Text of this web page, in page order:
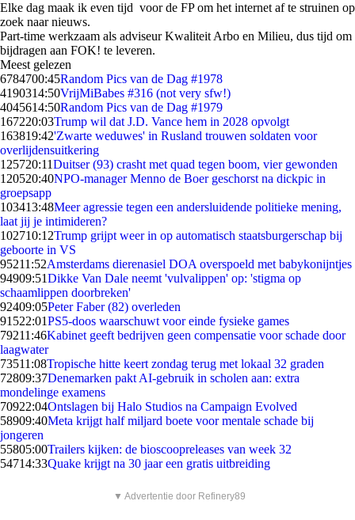
Elke dag maak ik even tijd voor de FP om het internet af te struinen op
zoek naar nieuws.
Part-time werkzaam als adviseur Kwaliteit Arbo en Milieu, dus tijd om
bijdragen aan FOK! te leveren.
Meest gelezen
6784700:45Random Pics van de Dag #1978
4190314:50VrijMiBabes #316 (not very sfw!)
4045614:50Random Pics van de Dag #1979
167220:03Trump wil dat J.D. Vance hem in 2028 opvolgt
163819:42'Zwarte weduwes' in Rusland trouwen soldaten voor
overlijdensuitkering
125720:11Duitser (93) crasht met quad tegen boom, vier gewonden
120520:40NPO-manager Menno de Boer geschorst na dickpic in
groepsapp
103413:48Meer agressie tegen een andersluidende politieke mening,
laat jij je intimideren?
102710:12Trump grijpt weer in op automatisch staatsburgerschap bij
geboorte in VS
95211:52Amsterdams dierenasiel DOA overspoeld met babykonijntjes
94909:51Dikke Van Dale neemt 'vulvalippen' op: 'stigma op
schaamlippen doorbreken'
92409:05Peter Faber (82) overleden
91522:01PS5-doos waarschuwt voor einde fysieke games
79211:46Kabinet geeft bedrijven geen compensatie voor schade door
laagwater
73511:08Tropische hitte keert zondag terug met lokaal 32 graden
72809:37Denemarken pakt AI-gebruik in scholen aan: extra
mondelinge examens
70922:04Ontslagen bij Halo Studios na Campaign Evolved
58909:40Meta krijgt half miljard boete voor mentale schade bij
jongeren
55805:00Trailers kijken: de bioscoopreleases van week 32
54714:33Quake krijgt na 30 jaar een gratis uitbreiding
▼ Advertentie door Refinery89